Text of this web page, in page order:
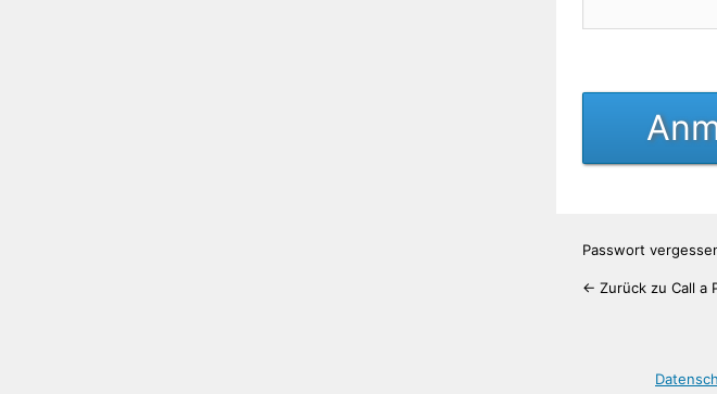
Passwort
← Zurück zu Call a